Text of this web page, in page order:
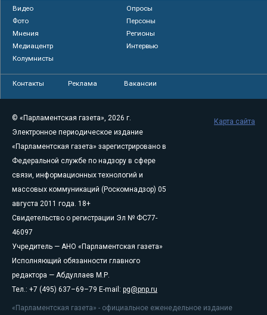
Видео
Опросы
Фото
Персоны
Мнения
Регионы
Медиацентр
Интервью
Колумнисты
Контакты Реклама Вакансии
© «Парламентская газета», 2026 г.
Электронное периодическое издание
«Парламентская газета» зарегистрировано в
Федеральной службе по надзору в сфере
связи, информационных технологий и
массовых коммуникаций (Роскомнадзор) 05
августа 2011 года. 18+
Свидетельство о регистрации Эл № ФС77-
46097
Учредитель — АНО «Парламентская газета»
Исполняющий обязанности главного
редактора — Абдуллаев М.Р.
Тел.: +7 (495) 637–69–79 E-mail: pg@pnp.ru
«Парламентская газета» - официальное еженедельное издание
Карта сайта